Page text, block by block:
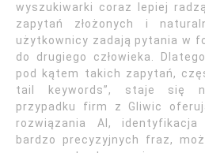
wyszukiwarki coraz lepiej
zapytań złożonych i
użytkownicy zadają pytania w
do drugiego człowieka.
pod kątem takich zapytań,
tail keywords”, staje się
przypadku firm z Gliwic
rozwiązania AI,
bardzo precyzyjnych fraz,